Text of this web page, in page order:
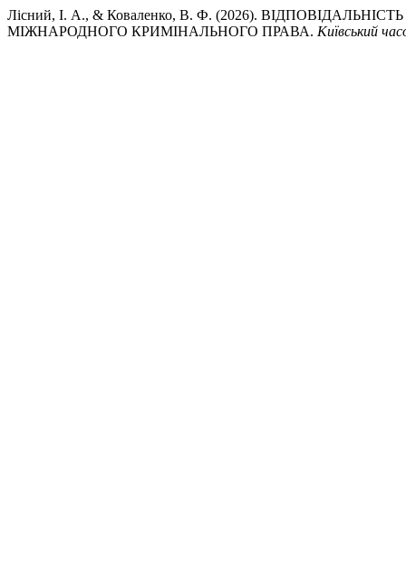
Лісний, І. А., & Коваленко, В. Ф. (2026).
МІЖНАРОДНОГО КРИМІНАЛЬНОГО ПРАВА. Київський